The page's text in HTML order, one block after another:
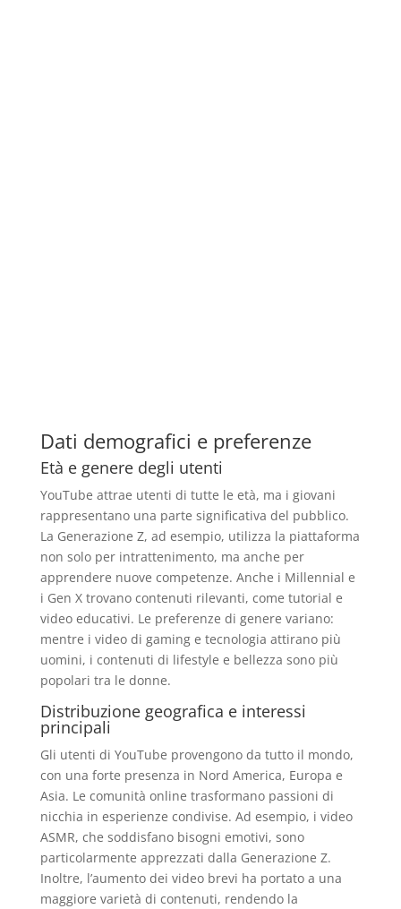
Dati demografici e preferenze
Età e genere degli utenti
YouTube attrae utenti di tutte le età, ma i giovani
rappresentano una parte significativa del pubblico.
La Generazione Z, ad esempio, utilizza la piattaforma
non solo per intrattenimento, ma anche per
apprendere nuove competenze. Anche i Millennial e
i Gen X trovano contenuti rilevanti, come tutorial e
video educativi. Le preferenze di genere variano:
mentre i video di gaming e tecnologia attirano più
uomini, i contenuti di lifestyle e bellezza sono più
popolari tra le donne.
Distribuzione geografica e interessi
principali
Gli utenti di YouTube provengono da tutto il mondo,
con una forte presenza in Nord America, Europa e
Asia. Le comunità online trasformano passioni di
nicchia in esperienze condivise. Ad esempio, i video
ASMR, che soddisfano bisogni emotivi, sono
particolarmente apprezzati dalla Generazione Z.
Inoltre, l’aumento dei video brevi ha portato a una
maggiore varietà di contenuti, rendendo la